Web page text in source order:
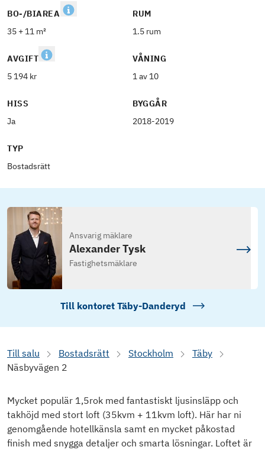
BO-/BIAREA
35 + 11 m²
RUM
1.5 rum
AVGIFT
5 194 kr
VÅNING
1 av 10
HISS
Ja
BYGGÅR
2018-2019
TYP
Bostadsrätt
Ansvarig mäklare
Alexander Tysk
Fastighetsmäklare
Till kontoret Täby-Danderyd
Till salu Bostadsrätt Stockholm
Täby
Näsbyvägen 2
Mycket populär 1,5rok med fantastiskt ljusinsläpp och
takhöjd med stort loft (35kvm + 11kvm loft). Här har ni
genomgående hotellkänsla samt en mycket påkostad
finish med snygga detaljer och smarta lösningar. Loftet är